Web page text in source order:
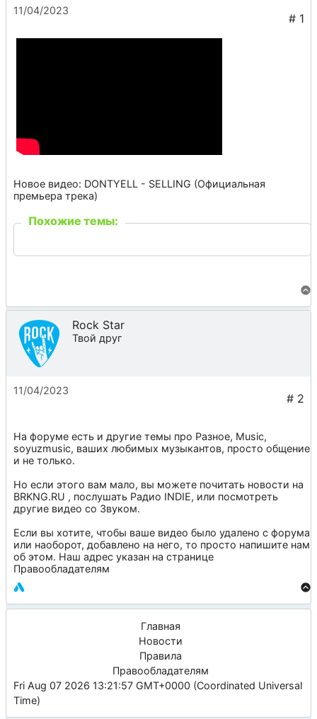
11/04/2023
Новое видео: DONTYELL - SELLING (Официальная
премьера трека)
Похожие темы:
Rock Star
Твой друг
11/04/2023
На форуме есть и другие темы про Разное, Music,
soyuzmusic, ваших любимых музыкантов, просто общение
и не только.
Но если этого вам мало, вы можете почитать новости на
BRKNG.RU , послушать Радио INDIE, или посмотреть
другие видео со Звуком.
Если вы хотите, чтобы ваше видео было удалено с форума
или наоборот, добавлено на него, то просто напишите нам
об этом. Наш адрес указан на странице
Правообладателям
Главная
Новости
Правила
Правообладателям
Fri Aug 07 2026 13:21:57 GMT+0000 (Coordinated Universal
Time)